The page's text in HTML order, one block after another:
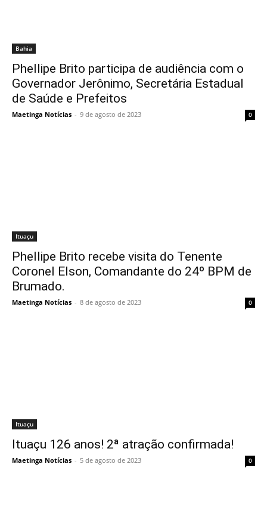
Bahia
Phellipe Brito participa de audiência com o
Governador Jerônimo, Secretária Estadual
de Saúde e Prefeitos
Maetinga Notícias - 9 de agosto de 2023 0
Ituaçu
Phellipe Brito recebe visita do Tenente
Coronel Elson, Comandante do 24º BPM de
Brumado.
Maetinga Notícias - 8 de agosto de 2023 0
Ituaçu
Ituaçu 126 anos! 2ª atração confirmada!
Maetinga Notícias - 5 de agosto de 2023 0